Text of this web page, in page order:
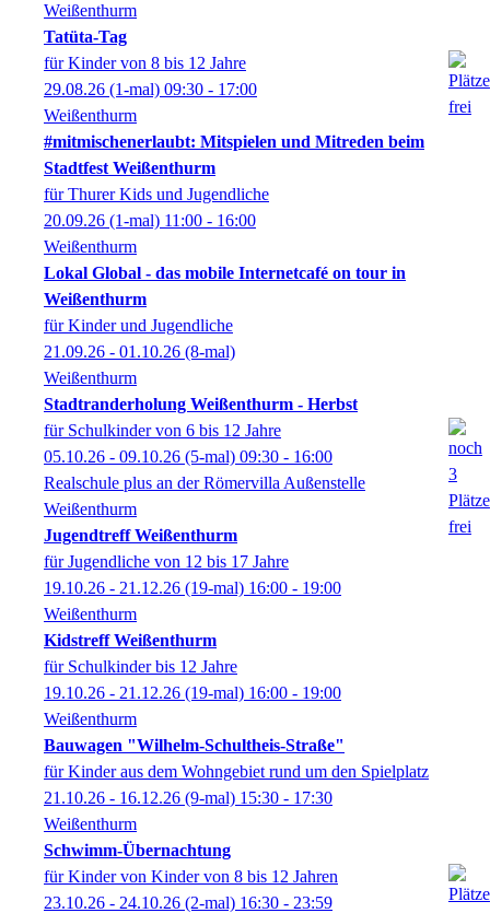
Weißenthurm
Tatüta-Tag
für Kinder von 8 bis 12 Jahre
29.08.26 (1-mal) 09:30 - 17:00
Weißenthurm
#mitmischenerlaubt: Mitspielen und Mitreden beim
Stadtfest Weißenthurm
für Thurer Kids und Jugendliche
20.09.26 (1-mal) 11:00 - 16:00
Weißenthurm
Lokal Global - das mobile Internetcafé on tour in
Weißenthurm
für Kinder und Jugendliche
21.09.26 - 01.10.26 (8-mal)
Weißenthurm
Stadtranderholung Weißenthurm - Herbst
für Schulkinder von 6 bis 12 Jahre
05.10.26 - 09.10.26 (5-mal) 09:30 - 16:00
Realschule plus an der Römervilla Außenstelle
Weißenthurm
Jugendtreff Weißenthurm
für Jugendliche von 12 bis 17 Jahre
19.10.26 - 21.12.26 (19-mal) 16:00 - 19:00
Weißenthurm
Kidstreff Weißenthurm
für Schulkinder bis 12 Jahre
19.10.26 - 21.12.26 (19-mal) 16:00 - 19:00
Weißenthurm
Bauwagen "Wilhelm-Schultheis-Straße"
für Kinder aus dem Wohngebiet rund um den Spielplatz
21.10.26 - 16.12.26 (9-mal) 15:30 - 17:30
Weißenthurm
Schwimm-Übernachtung
für Kinder von Kinder von 8 bis 12 Jahren
23.10.26 - 24.10.26 (2-mal) 16:30 - 23:59